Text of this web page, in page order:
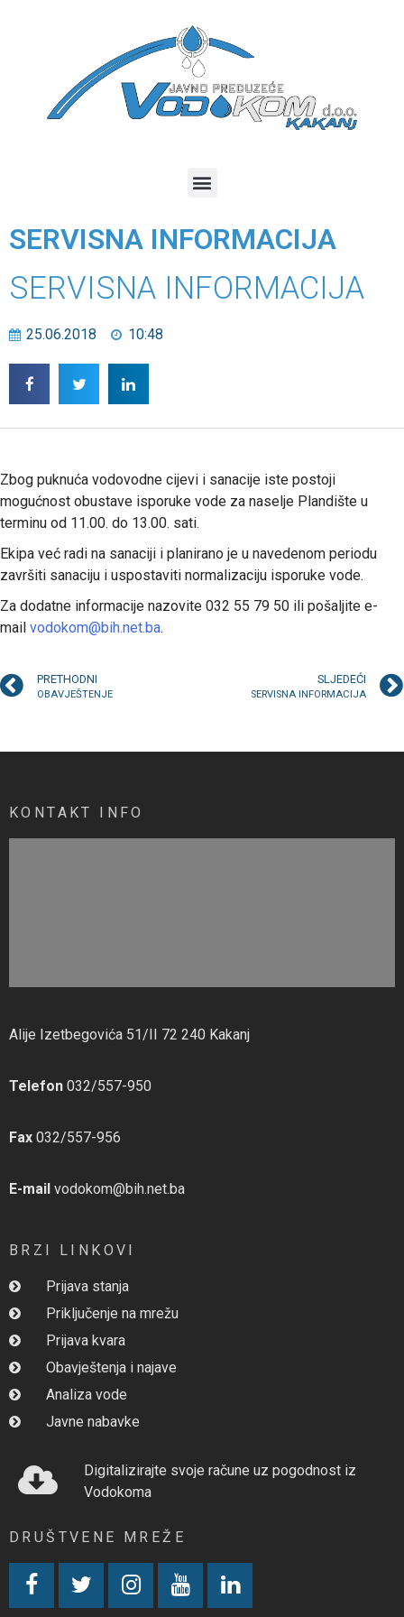
SERVISNA INFORMACIJA
SERVISNA INFORMACIJA
25.06.2018 10:48
Zbog puknuća vodovodne cijevi i sanacije iste postoji
mogućnost obustave isporuke vode za naselje Plandište u
terminu od 11.00. do 13.00. sati.
Ekipa već radi na sanaciji i planirano je u navedenom periodu
završiti sanaciju i uspostaviti normalizaciju isporuke vode.
Za dodatne informacije nazovite 032 55 79 50 ili pošaljite e-
mail vodokom@bih.net.ba.
PRETHODNI
OBAVJEŠTENJE
SLJEDEĆI
SERVISNA INFORMACIJA
KONTAKT INFO
Alije Izetbegovića 51/II 72 240 Kakanj
Telefon 032/557-950
Fax 032/557-956
E-mail vodokom@bih.net.ba
BRZI LINKOVI
Prijava stanja
Priključenje na mrežu
Prijava kvara
Obavještenja i najave
Analiza vode
Javne nabavke
Digitalizirajte svoje račune uz pogodnost iz
Vodokoma
DRUŠTVENE MREŽE